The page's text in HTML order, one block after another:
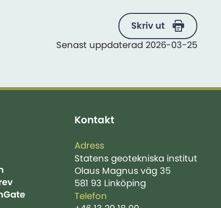
Skriv ut
Senast uppdaterad 2026-03-25
Kontakt
Adress
Statens geotekniska institut
Olaus Magnus väg 35
581 93 Linköping
Telefon